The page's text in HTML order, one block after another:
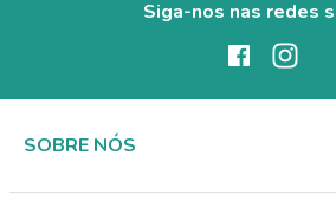
Siga-nos nas redes
SOBRE NÓS